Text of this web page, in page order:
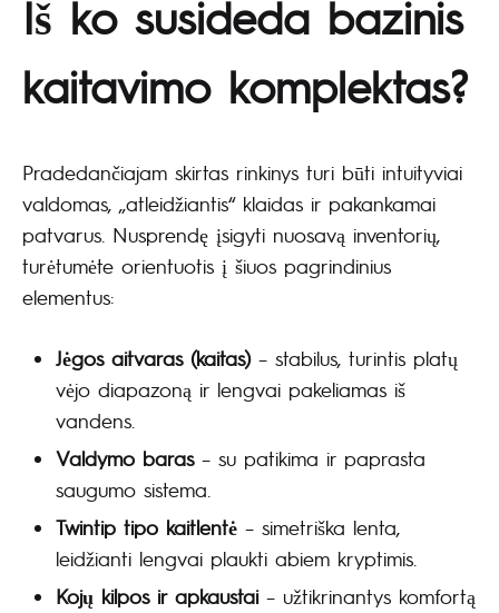
Iš ko susideda bazinis
kaitavimo komplektas?
Pradedančiajam skirtas rinkinys turi būti intuityviai
valdomas, „atleidžiantis“ klaidas ir pakankamai
patvarus. Nusprendę įsigyti nuosavą inventorių,
turėtumėte orientuotis į šiuos pagrindinius
elementus:
Jėgos aitvaras (kaitas)– stabilus, turintis platų
vėjo diapazoną ir lengvai pakeliamas iš
vandens.
Valdymo baras– su patikima ir paprasta
saugumo sistema.
Twintip tipo kaitlentė – simetriška lenta,
leidžianti lengvai plaukti abiem kryptimis.
Kojų kilpos ir apkaustai– užtikrinantys komfortą